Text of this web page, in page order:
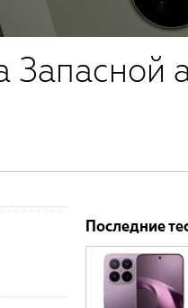
Запасной
Последние